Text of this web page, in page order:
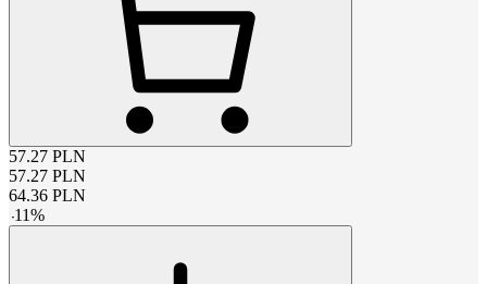
57.27 PLN
57.27 PLN
64.36 PLN
-11%